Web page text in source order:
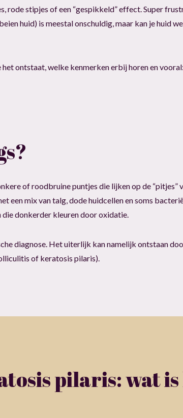
rode stipjes of een “gespikkeld” effect. Super
huid) is meestal onschuldig, maar kan je huid
ontstaat, welke kenmerken erbij horen en
of roodbruine puntjes die lijken op de “pitjes”
mix van talg, dode huidcellen en soms
donkerder kleuren door oxidatie.
diagnose. Het uiterlijk kan namelijk ontstaan
of keratosis pilaris).
pilaris: wat